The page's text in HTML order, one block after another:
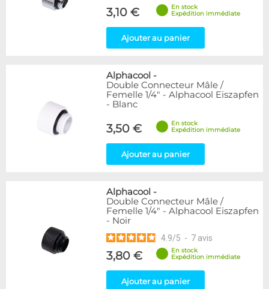
3,10 €
En stock
Expédition immédiate
Ajouter au panier
Alphacool -
Double Connecteur Mâle /
Femelle 1/4" - Alphacool Eiszapfen
- Blanc
3,50 €
En stock
Expédition immédiate
Ajouter au panier
Alphacool -
Double Connecteur Mâle /
Femelle 1/4" - Alphacool Eiszapfen
- Noir
4.9/5 - 7 avis
3,80 €
En stock
Expédition immédiate
Ajouter au panier